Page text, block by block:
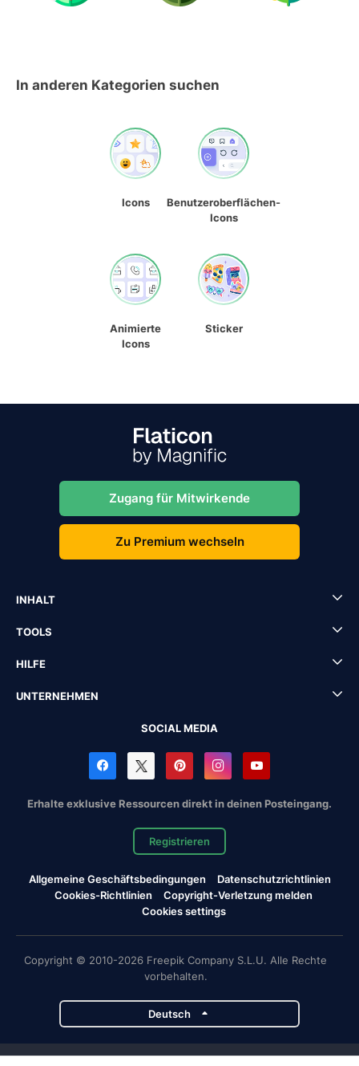
In anderen Kategorien suchen
Icons
Benutzeroberflächen-
Icons
Animierte
Icons
Sticker
Zugang für Mitwirkende
Zu Premium wechseln
INHALT
TOOLS
HILFE
UNTERNEHMEN
SOCIAL MEDIA
Erhalte exklusive Ressourcen direkt in deinen Posteingang.
Registrieren
Allgemeine Geschäftsbedingungen
Datenschutzrichtlinien
Cookies-Richtlinien
Copyright-Verletzung melden
Cookies settings
Copyright © 2010-2026 Freepik Company S.L.U. Alle Rechte
vorbehalten.
Deutsch